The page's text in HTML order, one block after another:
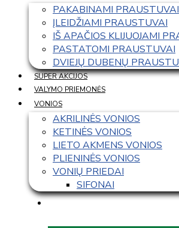
PAKABINAMI PRAUSTUVAI
ĮLEIDŽIAMI PRAUSTUVAI
IŠ APAČIOS KLIJUOJAMI
PASTATOMI PRAUSTUVAI
DVIEJŲ DUBENŲ
SUPER AKCIJOS
VALYMO PRIEMONĖS
VONIOS
AKRILINĖS VONIOS
KETINĖS VONIOS
LIETO AKMENS VONIOS
PLIENINĖS VONIOS
VONIŲ PRIEDAI
SIFONAI